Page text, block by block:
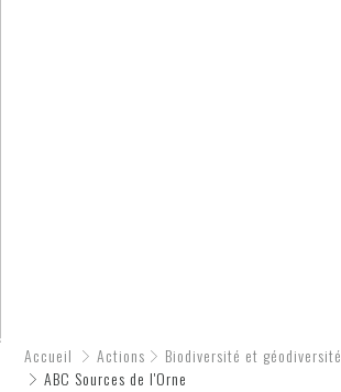
Accueil Actions
Biodiversité et géodiversité
ABC Sources de l'Orne